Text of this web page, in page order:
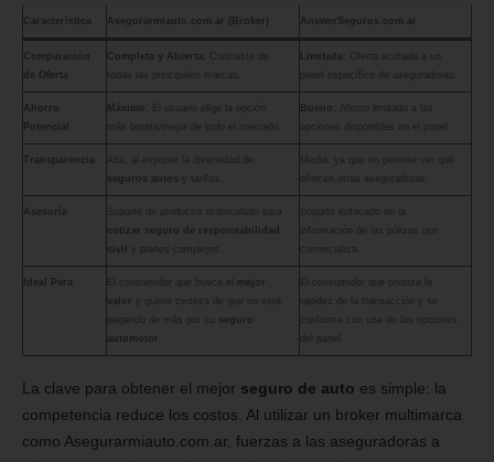
Característica Asegurarmiauto.com.ar (Broker) AnswerSeguros.com.ar
Comparación
de Oferta
Completa y Abierta: Limitada:
Ahorro
Potencial
Máximo: Bueno:
Transparencia
Alta, al exponer la diversidad de
seguros autos
Asesoría
Soporte de productor matriculado para
cotizar seguro de responsabilidad
civil
Soporte enfocado en la
información de las pólizas que
comercializa.
Ideal Para
mejor
valor
y quiere certeza de que no está
seguro
automotor
El consumidor que prioriza la
rapidez de la transacción y se
La clave para obtener el mejor seguro de auto es simple: la
competencia reduce los costos. Al utilizar un broker multimarca
como Asegurarmiauto.com.ar, fuerzas a las aseguradoras a